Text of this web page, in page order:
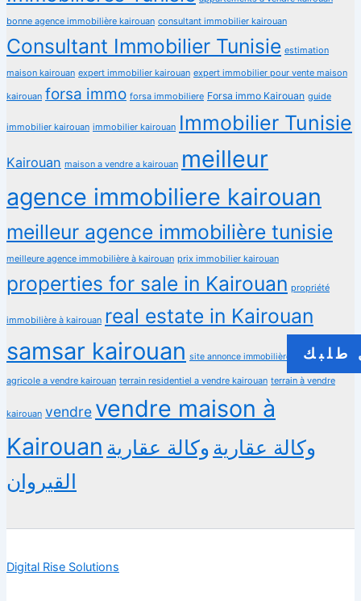
طلبك
bonne agence immobilière kairouan consultant immobilier kairouan
Consultant Immobilier Tunisie estimation
maison kairouan expert immobilier kairouan expert immobilier pour vente maison
kairouan forsa immo forsa immobiliere Forsa immo Kairouan guide
immobilier kairouan immobilier kairouan Immobilier Tunisie
Kairouan maison a vendre a kairouan meilleur
agence immobiliere kairouan
meilleur agence immobilière tunisie
meilleure agence immobilière à kairouan prix immobilier kairouan
properties for sale in Kairouan propriété
immobilière à kairouan real estate in Kairouan
samsar kairouan site annonce immobilière terrain
agricole a vendre kairouan terrain residentiel a vendre kairouan terrain à vendre
kairouan vendre vendre maison à
Kairouan
وكالة عقارية وكالة عقارية
القيروان
Digital Rise Solutions